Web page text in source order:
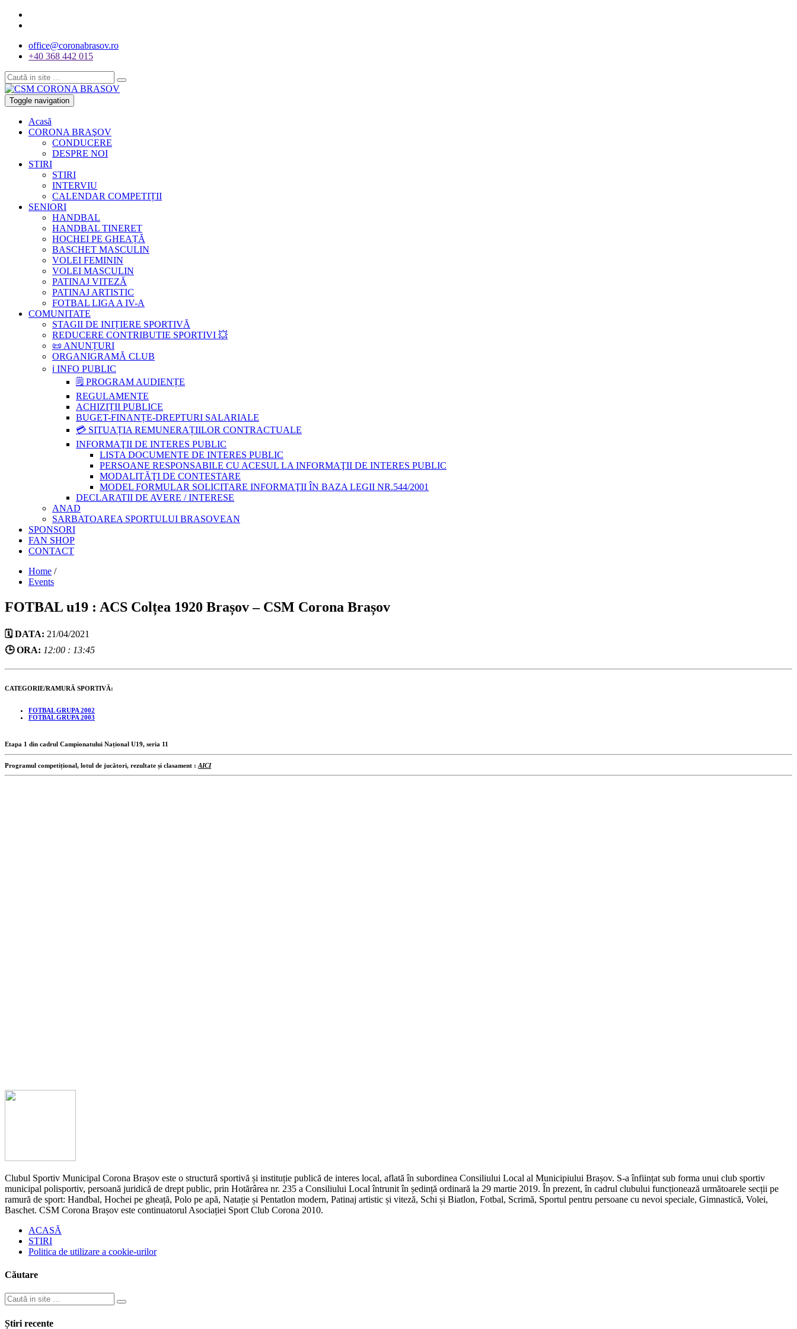
office@coronabrasov.ro
+40 368 442 015
Toggle navigation
Acasă
CORONA BRAŞOV
CONDUCERE
DESPRE NOI
STIRI
STIRI
INTERVIU
CALENDAR COMPETIȚII
SENIORI
HANDBAL
HANDBAL TINERET
HOCHEI PE GHEAȚĂ
BASCHET MASCULIN
VOLEI FEMININ
VOLEI MASCULIN
PATINAJ VITEZĂ
PATINAJ ARTISTIC
FOTBAL LIGA A IV-A
COMUNITATE
STAGII DE INIȚIERE SPORTIVĂ
REDUCERE CONTRIBUTIE SPORTIVI 💥
📜 ANUNȚURI
ORGANIGRAMĂ CLUB
ℹ️ INFO PUBLIC
🗒 PROGRAM AUDIENȚE
REGULAMENTE
ACHIZIȚII PUBLICE
BUGET-FINANȚE-DREPTURI SALARIALE
💳 SITUAȚIA REMUNERAȚIILOR CONTRACTUALE
INFORMAŢII DE INTERES PUBLIC
LISTA DOCUMENTE DE INTERES PUBLIC
PERSOANE RESPONSABILE CU ACESUL LA INFORMAŢII DE INTERES PUBLIC
MODALITĂŢI DE CONTESTARE
MODEL FORMULAR SOLICITARE INFORMAŢII ÎN BAZA LEGII NR.544/2001
DECLARATII DE AVERE / INTERESE
ANAD
SARBATOAREA SPORTULUI BRASOVEAN
SPONSORI
FAN SHOP
CONTACT
Home /
Events
FOTBAL u19 : ACS Colțea 1920 Brașov – CSM Corona Brașov
🗓️ DATA: 21/04/2021
🕒 ORA: 12:00 : 13:45
CATEGORIE/RAMURĂ SPORTIVĂ:
FOTBAL GRUPA 2002
FOTBAL GRUPA 2003
Etapa 1 din cadrul Campionatului Național U19, seria 11
Programul competițional, lotul de jucători, rezultate și clasament : AICI
Clubul Sportiv Municipal Corona Brașov este o structură sportivă și instituție publică de interes local, aflată în subordinea Consiliului Local al Municipiului Brașov. S-a înființat sub forma unui club sportiv
municipal polisportiv, persoană juridică de drept public, prin Hotărârea nr. 235 a Consiliului Local întrunit în ședință ordinară la 29 martie 2019. În prezent, în cadrul clubului funcționează următoarele secții pe
ramură de sport: Handbal, Hochei pe gheață, Polo pe apă, Natație și Pentatlon modern, Patinaj artistic și viteză, Schi și Biatlon, Fotbal, Scrimă, Sportul pentru persoane cu nevoi speciale, Gimnastică, Volei,
Baschet. CSM Corona Brașov este continuatorul Asociației Sport Club Corona 2010.
ACASĂ
STIRI
Politica de utilizare a cookie-urilor
Căutare
Știri recente